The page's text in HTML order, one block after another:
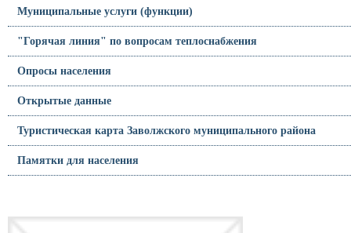
Муниципальные услуги (функции)
"Горячая линия" по вопросам теплоснабжения
Опросы населения
Открытые данные
Туристическая карта Заволжского муниципального района
Памятки для населения